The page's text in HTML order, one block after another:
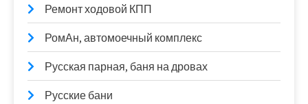
Ремонт ходовой КПП
РомАн, автомоечный комплекс
Русская парная, баня на дровах
Русские бани